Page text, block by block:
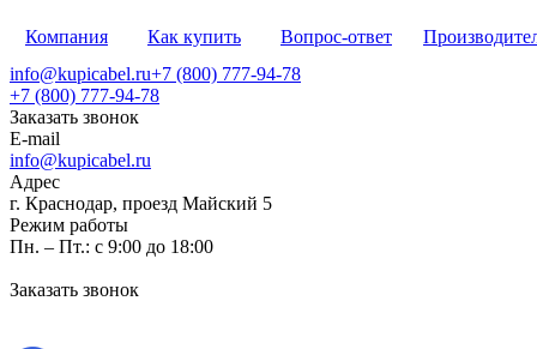
Компания Как купить Вопрос-ответ
info@kupicabel.ru+7 (800) 777-94-78
+7 (800) 777-94-78
Заказать звонок
E-mail
info@kupicabel.ru
Адрес
г. Краснодар, проезд Майский 5
Режим работы
Пн. – Пт.: с 9:00 до 18:00
Заказать звонок